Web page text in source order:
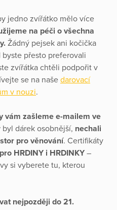
jedno zvířátko mělo více
na péči o všechna
Žádný pejsek ani kočička
přesto preferovali
zvířátka chtěli podpořit v
se na naše darovací
v nouzi.
vám zašleme e-mailem ve
byl dárek osobnější, nechali
pro věnování. Certifikáty
HRDINY i HRDINKY –
si vyberete tu, kterou
nejpozději do 21.